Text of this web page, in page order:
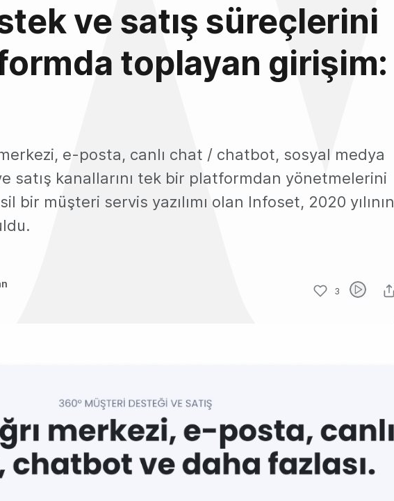
ve satış süreçlerini
toplayan girişim:
e-posta, canlı chat / chatbot, sosyal medya
satış kanallarını tek bir platformdan yönetmelerini
bir müşteri servis yazılımı olan Infoset, 2020 yılının
3